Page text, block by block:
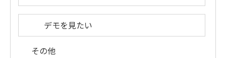
デモを見たい
その他